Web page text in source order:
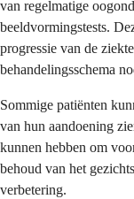
van regelmatige
beeldvormingstests.
progressie van de
behandelingsschema
Sommige patiënten
van hun aandoening
kunnen hebben om
behoud van het
verbetering.